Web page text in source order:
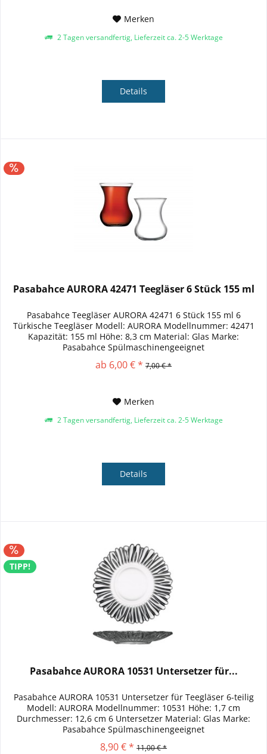
Merken
2 Tagen versandfertig, Lieferzeit ca. 2-5 Werktage
Details
Pasabahce AURORA 42471 Teegläser 6 Stück 155 ml
Pasabahce Teegläser AURORA 42471 6 Stück 155 ml 6
Türkische Teegläser Modell: AURORA Modellnummer: 42471
Kapazität: 155 ml Höhe: 8,3 cm Material: Glas Marke:
Pasabahce Spülmaschinengeeignet
ab 6,00 € * 7,00 € *
Merken
2 Tagen versandfertig, Lieferzeit ca. 2-5 Werktage
Details
TIPP!
Pasabahce AURORA 10531 Untersetzer für...
Pasabahce AURORA 10531 Untersetzer für Teegläser 6-teilig
Modell: AURORA Modellnummer: 10531 Höhe: 1,7 cm
Durchmesser: 12,6 cm 6 Untersetzer Material: Glas Marke:
Pasabahce Spülmaschinengeeignet
8,90 € * 11,00 € *